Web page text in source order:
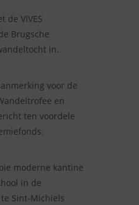
de VIVES
Brugsche
in.
voor de
en
ten voordele
moderne kantine
in de
Sint-Michiels